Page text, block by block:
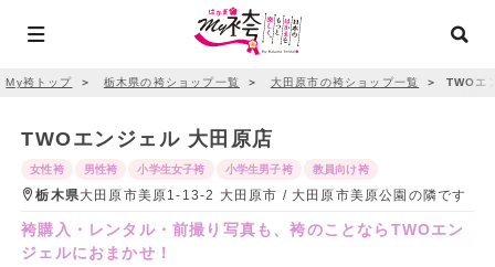
My袴トップ ＞ 栃木県の袴ショップ一覧 ＞ 大田原市の袴ショップ一覧 ＞ TWOエ
TWOエンジェル 大田原店
女性袴 男性袴 小学生女子袴 小学生男子袴 教員向け袴
栃木県大田原市美原1-13-2 大田原市 / 大田原市美原公園の隣です
袴購入・レンタル・前撮り写真も、袴のことならTWOエン
ジェルにおまかせ！